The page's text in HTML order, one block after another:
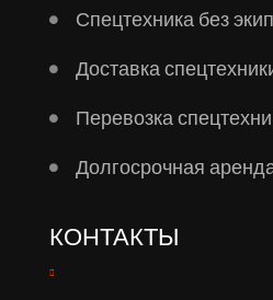
Спецтехника без
Доставка
Перевозка
Долгосрочная
КОНТАКТЫ